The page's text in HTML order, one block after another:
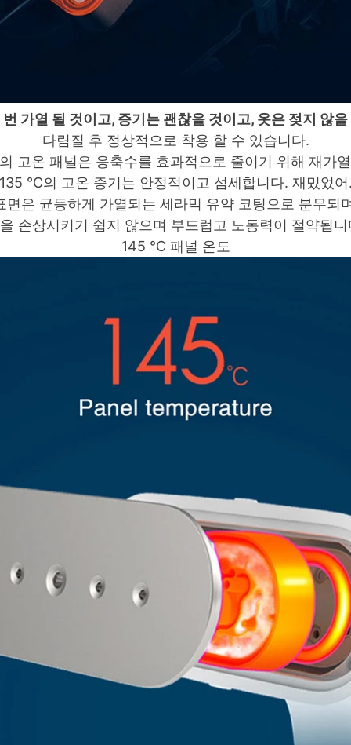
가열 될 것이고, 증기는 괜찮을 것이고, 옷은 젖지 않
다림질 후 정상적으로 착용 할 수 있습니다.
고온 패널은 응축수를 효과적으로 줄이기 위해 재가
℃의 고온 증기는 안정적이고 섬세합니다. 재밌었어
면은 균등하게 가열되는 세라믹 유약 코팅으로 분무되
손상시키기 쉽지 않으며 부드럽고 노동력이 절약됩니
145 ℃ 패널 온도